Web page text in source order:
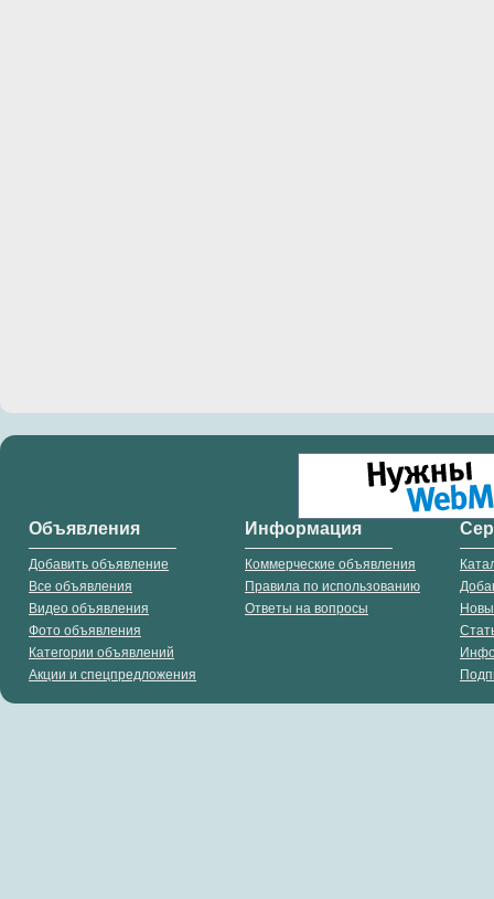
Объявления
Добавить объявление
Все объявления
Видео объявления
Фото объявления
Категории объявлений
Акции и спецпредложения
Информация
Коммерческие объявления
Правила по использованию
Ответы на вопросы